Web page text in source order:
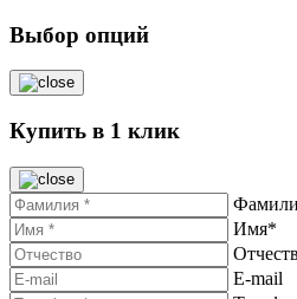
Выбор опций
Купить в 1 клик
Имя*
E-mail